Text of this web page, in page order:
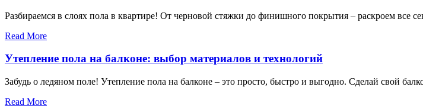
Разбираемся в слоях пола в квартире! От черновой стяжки до финишного покрытия – раскроем все
Read More
Утепление пола на балконе: выбор материалов и технологий
Забудь о ледяном поле! Утепление пола на балконе – это просто, быстро и выгодно. Сделай свой
Read More